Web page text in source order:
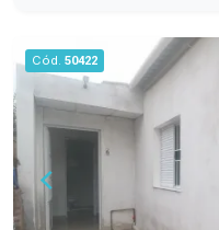
aproveitamento do
Apartamento
proporcionando mais
e excelente
Localizado na
Residencial Estrela
aos principais
Cód. 50422